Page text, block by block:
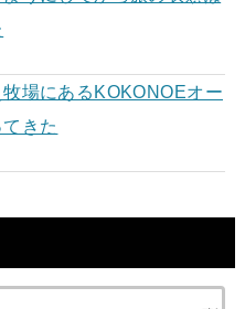
場にあるKOKONOEオー
きた